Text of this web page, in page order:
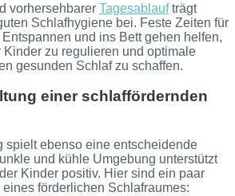
vorhersehbarer Tagesablaufträgt
Schlafhygiene bei. Feste Zeiten für
und ins Bett gehen helfen,
zu regulieren und optimale
gesunden Schlaf zu schaffen.
einer schlaffördernden
spielt ebenso eine entscheidende
und kühle Umgebung unterstützt
Kinder positiv. Hier sind ein paar
förderlichen Schlafraumes: